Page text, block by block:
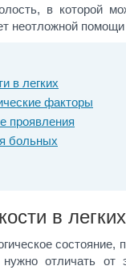
в которой
неотложной
в легких
факторы
проявления
больных
в легких
отличать от